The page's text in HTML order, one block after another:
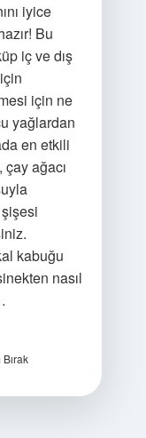
iyice
Bu
iç ve dış
için ne
yağlardan
en etkili
ağacı
şişesi
kabuğu
nasıl